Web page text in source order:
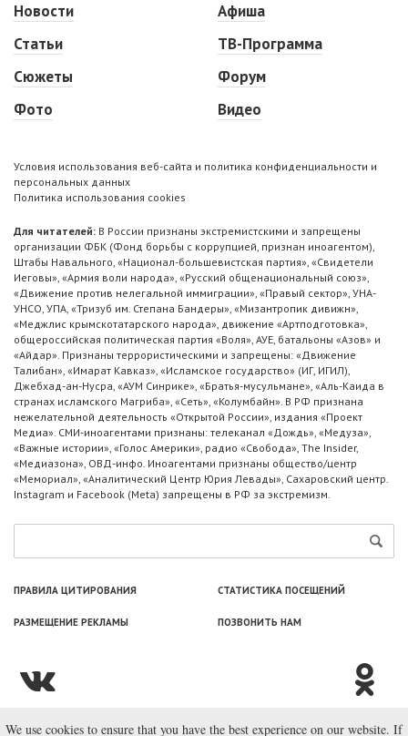
Новости
Статьи
Сюжеты
Фото
Афиша
ТВ-Программа
Форум
Видео
Условия использования веб-сайта и политика конфиденциальности и
персональных данных
Политика использования cookies
Для читателей: В России признаны экстремистскими и запрещены
организации ФБК (Фонд борьбы с коррупцией, признан иноагентом),
Штабы Навального, «Национал-большевистская партия», «Свидетели
Иеговы», «Армия воли народа», «Русский общенациональный союз»,
«Движение против нелегальной иммиграции», «Правый сектор», УНА-
УНСО, УПА, «Тризуб им. Степана Бандеры», «Мизантропик дивижн»,
«Меджлис крымскотатарского народа», движение «Артподготовка»,
общероссийская политическая партия «Воля», АУЕ, батальоны «Азов» и
«Айдар». Признаны террористическими и запрещены: «Движение
Талибан», «Имарат Кавказ», «Исламское государство» (ИГ, ИГИЛ),
Джебхад-ан-Нусра, «АУМ Синрике», «Братья-мусульмане», «Аль-Каида в
странах исламского Магриба», «Сеть», «Колумбайн». В РФ признана
нежелательной деятельность «Открытой России», издания «Проект
Медиа». СМИ-иноагентами признаны: телеканал «Дождь», «Медуза»,
«Важные истории», «Голос Америки», радио «Свобода», The Insider,
«Медиазона», ОВД-инфо. Иноагентами признаны общество/центр
«Мемориал», «Аналитический Центр Юрия Левады», Сахаровский центр.
Instagram и Facebook (Metа) запрещены в РФ за экстремизм.
ПРАВИЛА ЦИТИРОВАНИЯ СТАТИСТИКА ПОСЕЩЕНИЙ
РАЗМЕЩЕНИЕ РЕКЛАМЫ ПОЗВОНИТЬ НАМ
© ООО «Лаборатория Новоcтей», 2003—2026.
We use cookies to ensure that you have the best experience on our website. If